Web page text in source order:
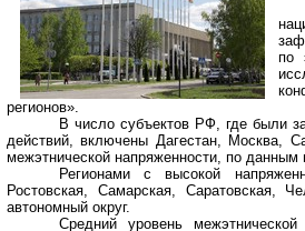
по
регионов».
В число субъектов РФ, где были
действий, включены Дагестан, Москва,
межэтнической напряженности, по
Регионами с высокой
Ростовская, Самарская, Саратовская,
автономный округ.
Средний уровень